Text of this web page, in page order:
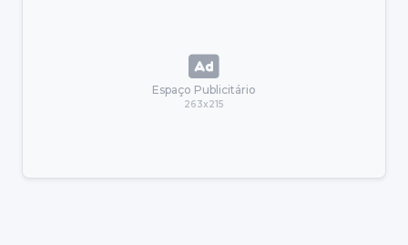
Espaço Publicitário
263x215